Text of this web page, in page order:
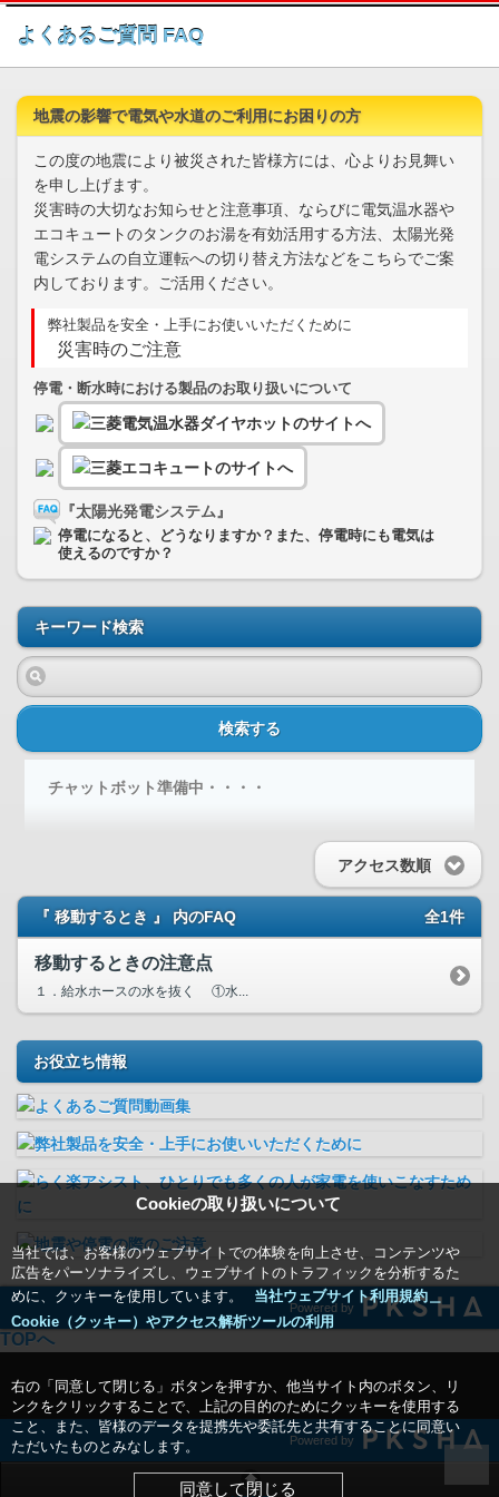
このページの本文へ
よくあるご質問 FAQ
Cookieの取り扱いについて
当社では、お客様のウェブサイトでの体験を向上させ、コンテンツや
広告をパーソナライズし、ウェブサイトのトラフィックを分析するた
めに、クッキーを使用しています。
当社ウェブサイト利用規約＿
Cookie（クッキー）やアクセス解析ツールの利用
右の「同意して閉じる」ボタンを押すか、他当サイト内のボタン、リ
ンクをクリックすることで、上記の目的のためにクッキーを使用する
こと、また、皆様のデータを提携先や委託先と共有することに同意い
ただいたものとみなします。
同意して閉じる
地震の影響で電気や水道のご利用にお困りの方
この度の地震により被災された皆様方には、心よりお見舞い
を申し上げます。
災害時の大切なお知らせと注意事項、ならびに電気温水器や
エコキュートのタンクのお湯を有効活用する方法、太陽光発
電システムの自立運転への切り替え方法などをこちらでご案
内しております。ご活用ください。
弊社製品を安全・上手にお使いいただくために
災害時のご注意
停電・断水時における製品のお取り扱いについて
『太陽光発電システム』
停電になると、どうなりますか？また、停電時にも電気は
使えるのですか？
キーワード検索
検索する
チャットボット準備中・・・・
アクセス数順
『 移動するとき 』 内のFAQ 全1件
移動するときの注意点
１．給水ホースの水を抜く ①水...
お役立ち情報
Powered by
TOPへ
Powered by